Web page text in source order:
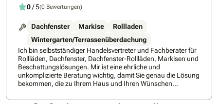
0/ 5(0 Bewertungen)
Dachfenster Markise
Rollladen
Wintergarten/Terrassenüberdachung
Ich bin selbstständiger Handelsvertreter und Fachberater für
Rollläden, Dachfenster, Dachfenster-Rollläden, Markisen und
Beschattungslösungen. Mir ist eine ehrliche und
unkomplizierte Beratung wichtig, damit Sie genau die Lösung
bekommen, die zu Ihrem Haus und Ihren Wünschen
Ort an und besprechen die verschiedenen Möglichkeiten. Ob